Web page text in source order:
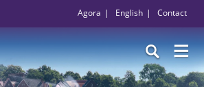
Agora English Contact